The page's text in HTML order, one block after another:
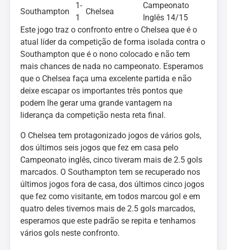
Southampton
1-
1
Chelsea
Campeonato
Inglês 14/15
Este jogo traz o confronto entre o Chelsea que é o
atual líder da competição de forma isolada contra o
Southampton que é o nono colocado e não tem
mais chances de nada no campeonato. Esperamos
que o Chelsea faça uma excelente partida e não
deixe escapar os importantes três pontos que
podem lhe gerar uma grande vantagem na
liderança da competição nesta reta final.
O Chelsea tem protagonizado jogos de vários gols,
dos últimos seis jogos que fez em casa pelo
Campeonato inglês, cinco tiveram mais de 2.5 gols
marcados. O Southampton tem se recuperado nos
últimos jogos fora de casa, dos últimos cinco jogos
que fez como visitante, em todos marcou gol e em
quatro deles tivemos mais de 2.5 gols marcados,
esperamos que este padrão se repita e tenhamos
vários gols neste confronto.